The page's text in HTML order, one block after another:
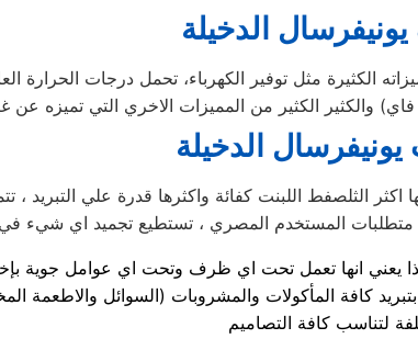
الدخيلة
الكثيرة مثل توفير الكهرباء، تحمل درجات الحرارة
يونيفرسال الدخيلة
الثلصفط اللبنت كفائة واكثرها قدرة علي التبريد ،
يعني انها تعمل تحت اي ظرف وتحت اي عوامل جوية
كافة المأكولات والمشروبات (السوائل والاطعمة